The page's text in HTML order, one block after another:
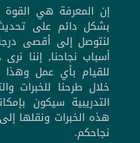
إن المعرفة هي
بشكل دائم على
لنتوصل إلى أقصى
أسباب نجاحنا, إننا
للقيام بأي عمل
خلال طرحنا للخبرات
التدريبية سيكون
هذه الخبرات ونقلها
نجاحكم.